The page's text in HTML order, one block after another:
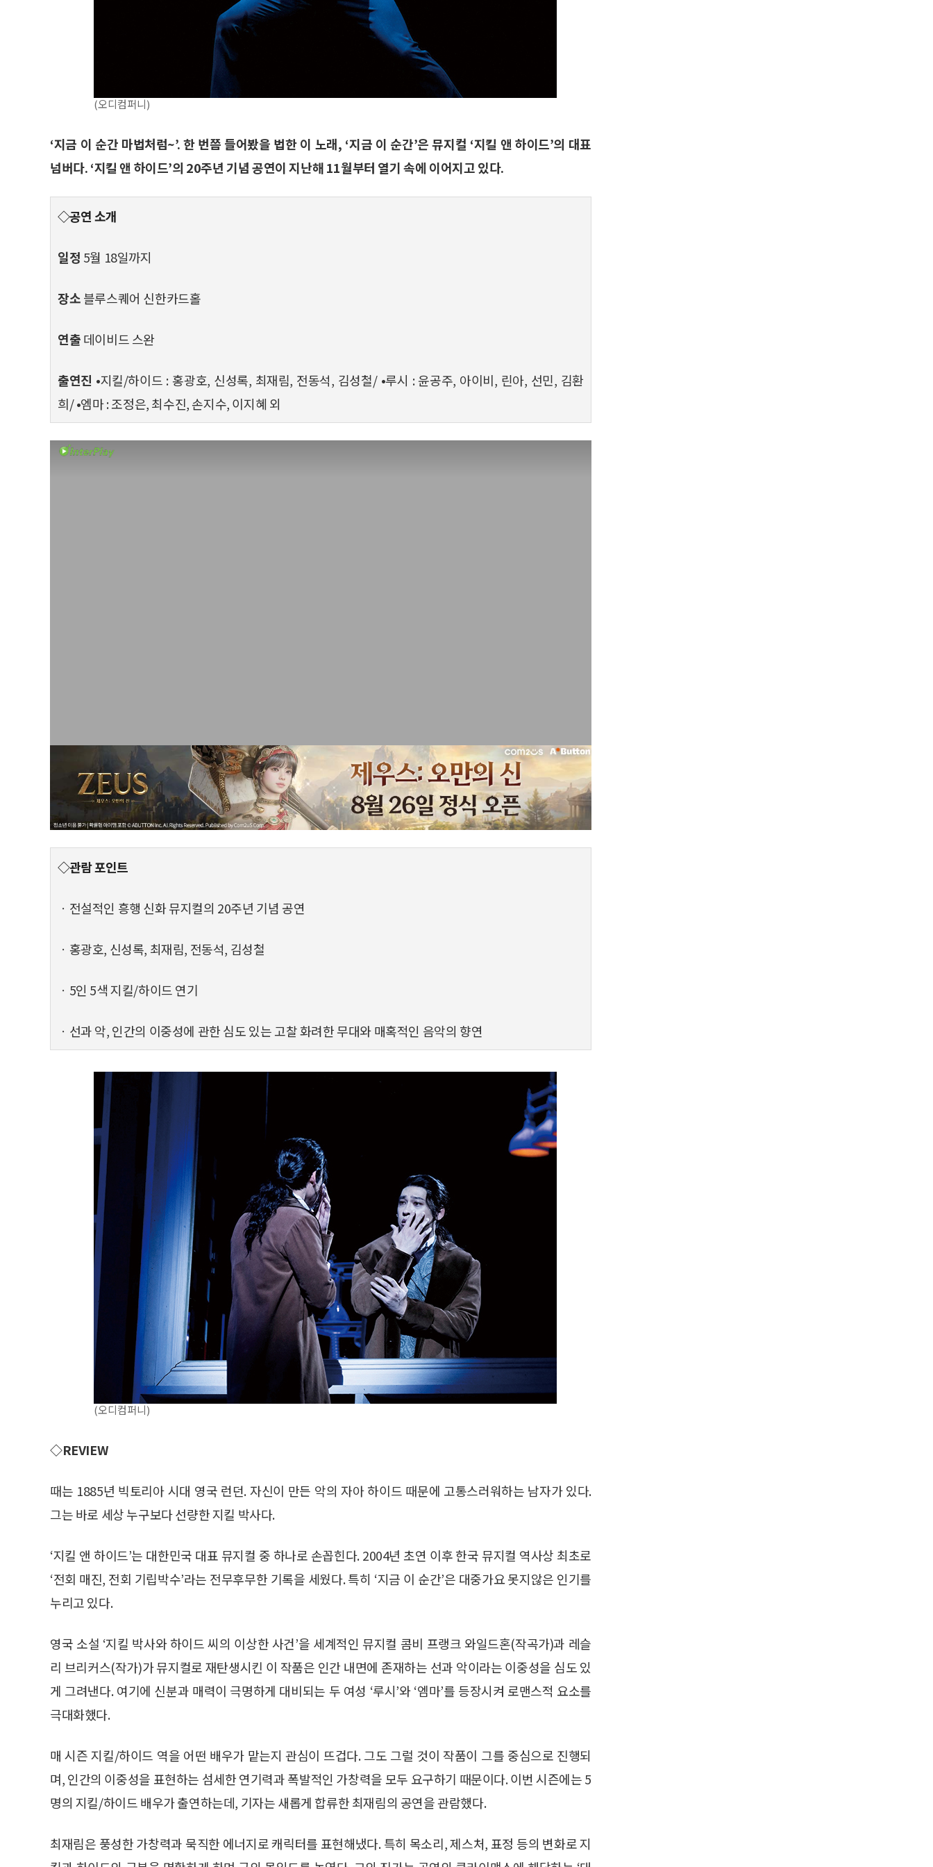
(오디컴퍼니)
‘지금 이 순간 마법처럼~’. 한 번쯤 들어봤을 법한 이 노래, ‘지금 이 순간’은 뮤지컬 ‘지킬 앤 하이드’의 대표
넘버다. ‘지킬 앤 하이드’의 20주년 기념 공연이 지난해 11월부터 열기 속에 이어지고 있다.
◇공연 소개
일정 5월 18일까지
장소블루스퀘어 신한카드홀
연출데이비드 스완
출연진 •지킬/하이드 : 홍광호, 신성록, 최재림, 전동석, 김성철/ •루시 : 윤공주, 아이비, 린아, 선민, 김환
희/ •엠마 : 조정은, 최수진, 손지수, 이지혜 외
◇관람 포인트
ㆍ전설적인 흥행 신화 뮤지컬의 20주년 기념 공연
ㆍ홍광호, 신성록, 최재림, 전동석, 김성철
ㆍ5인 5색 지킬/하이드 연기
ㆍ선과 악, 인간의 이중성에 관한 심도 있는 고찰 화려한 무대와 매혹적인 음악의 향연
(오디컴퍼니)
◇REVIEW
때는 1885년 빅토리아 시대 영국 런던. 자신이 만든 악의 자아 하이드 때문에 고통스러워하는 남자가 있다.
그는 바로 세상 누구보다 선량한 지킬 박사다.
‘지킬 앤 하이드’는 대한민국 대표 뮤지컬 중 하나로 손꼽힌다. 2004년 초연 이후 한국 뮤지컬 역사상 최초로
‘전회 매진, 전회 기립박수’라는 전무후무한 기록을 세웠다. 특히 ‘지금 이 순간’은 대중가요 못지않은 인기를
누리고 있다.
영국 소설 ‘지킬 박사와 하이드 씨의 이상한 사건’을 세계적인 뮤지컬 콤비 프랭크 와일드혼(작곡가)과 레슬
리 브리커스(작가)가 뮤지컬로 재탄생시킨 이 작품은 인간 내면에 존재하는 선과 악이라는 이중성을 심도 있
게 그려낸다. 여기에 신분과 매력이 극명하게 대비되는 두 여성 ‘루시’와 ‘엠마’를 등장시켜 로맨스적 요소를
극대화했다.
매 시즌 지킬/하이드 역을 어떤 배우가 맡는지 관심이 뜨겁다. 그도 그럴 것이 작품이 그를 중심으로 진행되
며, 인간의 이중성을 표현하는 섬세한 연기력과 폭발적인 가창력을 모두 요구하기 때문이다. 이번 시즌에는 5
명의 지킬/하이드 배우가 출연하는데, 기자는 새롭게 합류한 최재림의 공연을 관람했다.
최재림은 풍성한 가창력과 묵직한 에너지로 캐릭터를 표현해냈다. 특히 목소리, 제스처, 표정 등의 변화로 지